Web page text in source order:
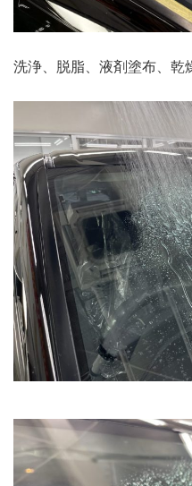
洗浄、脱脂、液剤塗布、乾